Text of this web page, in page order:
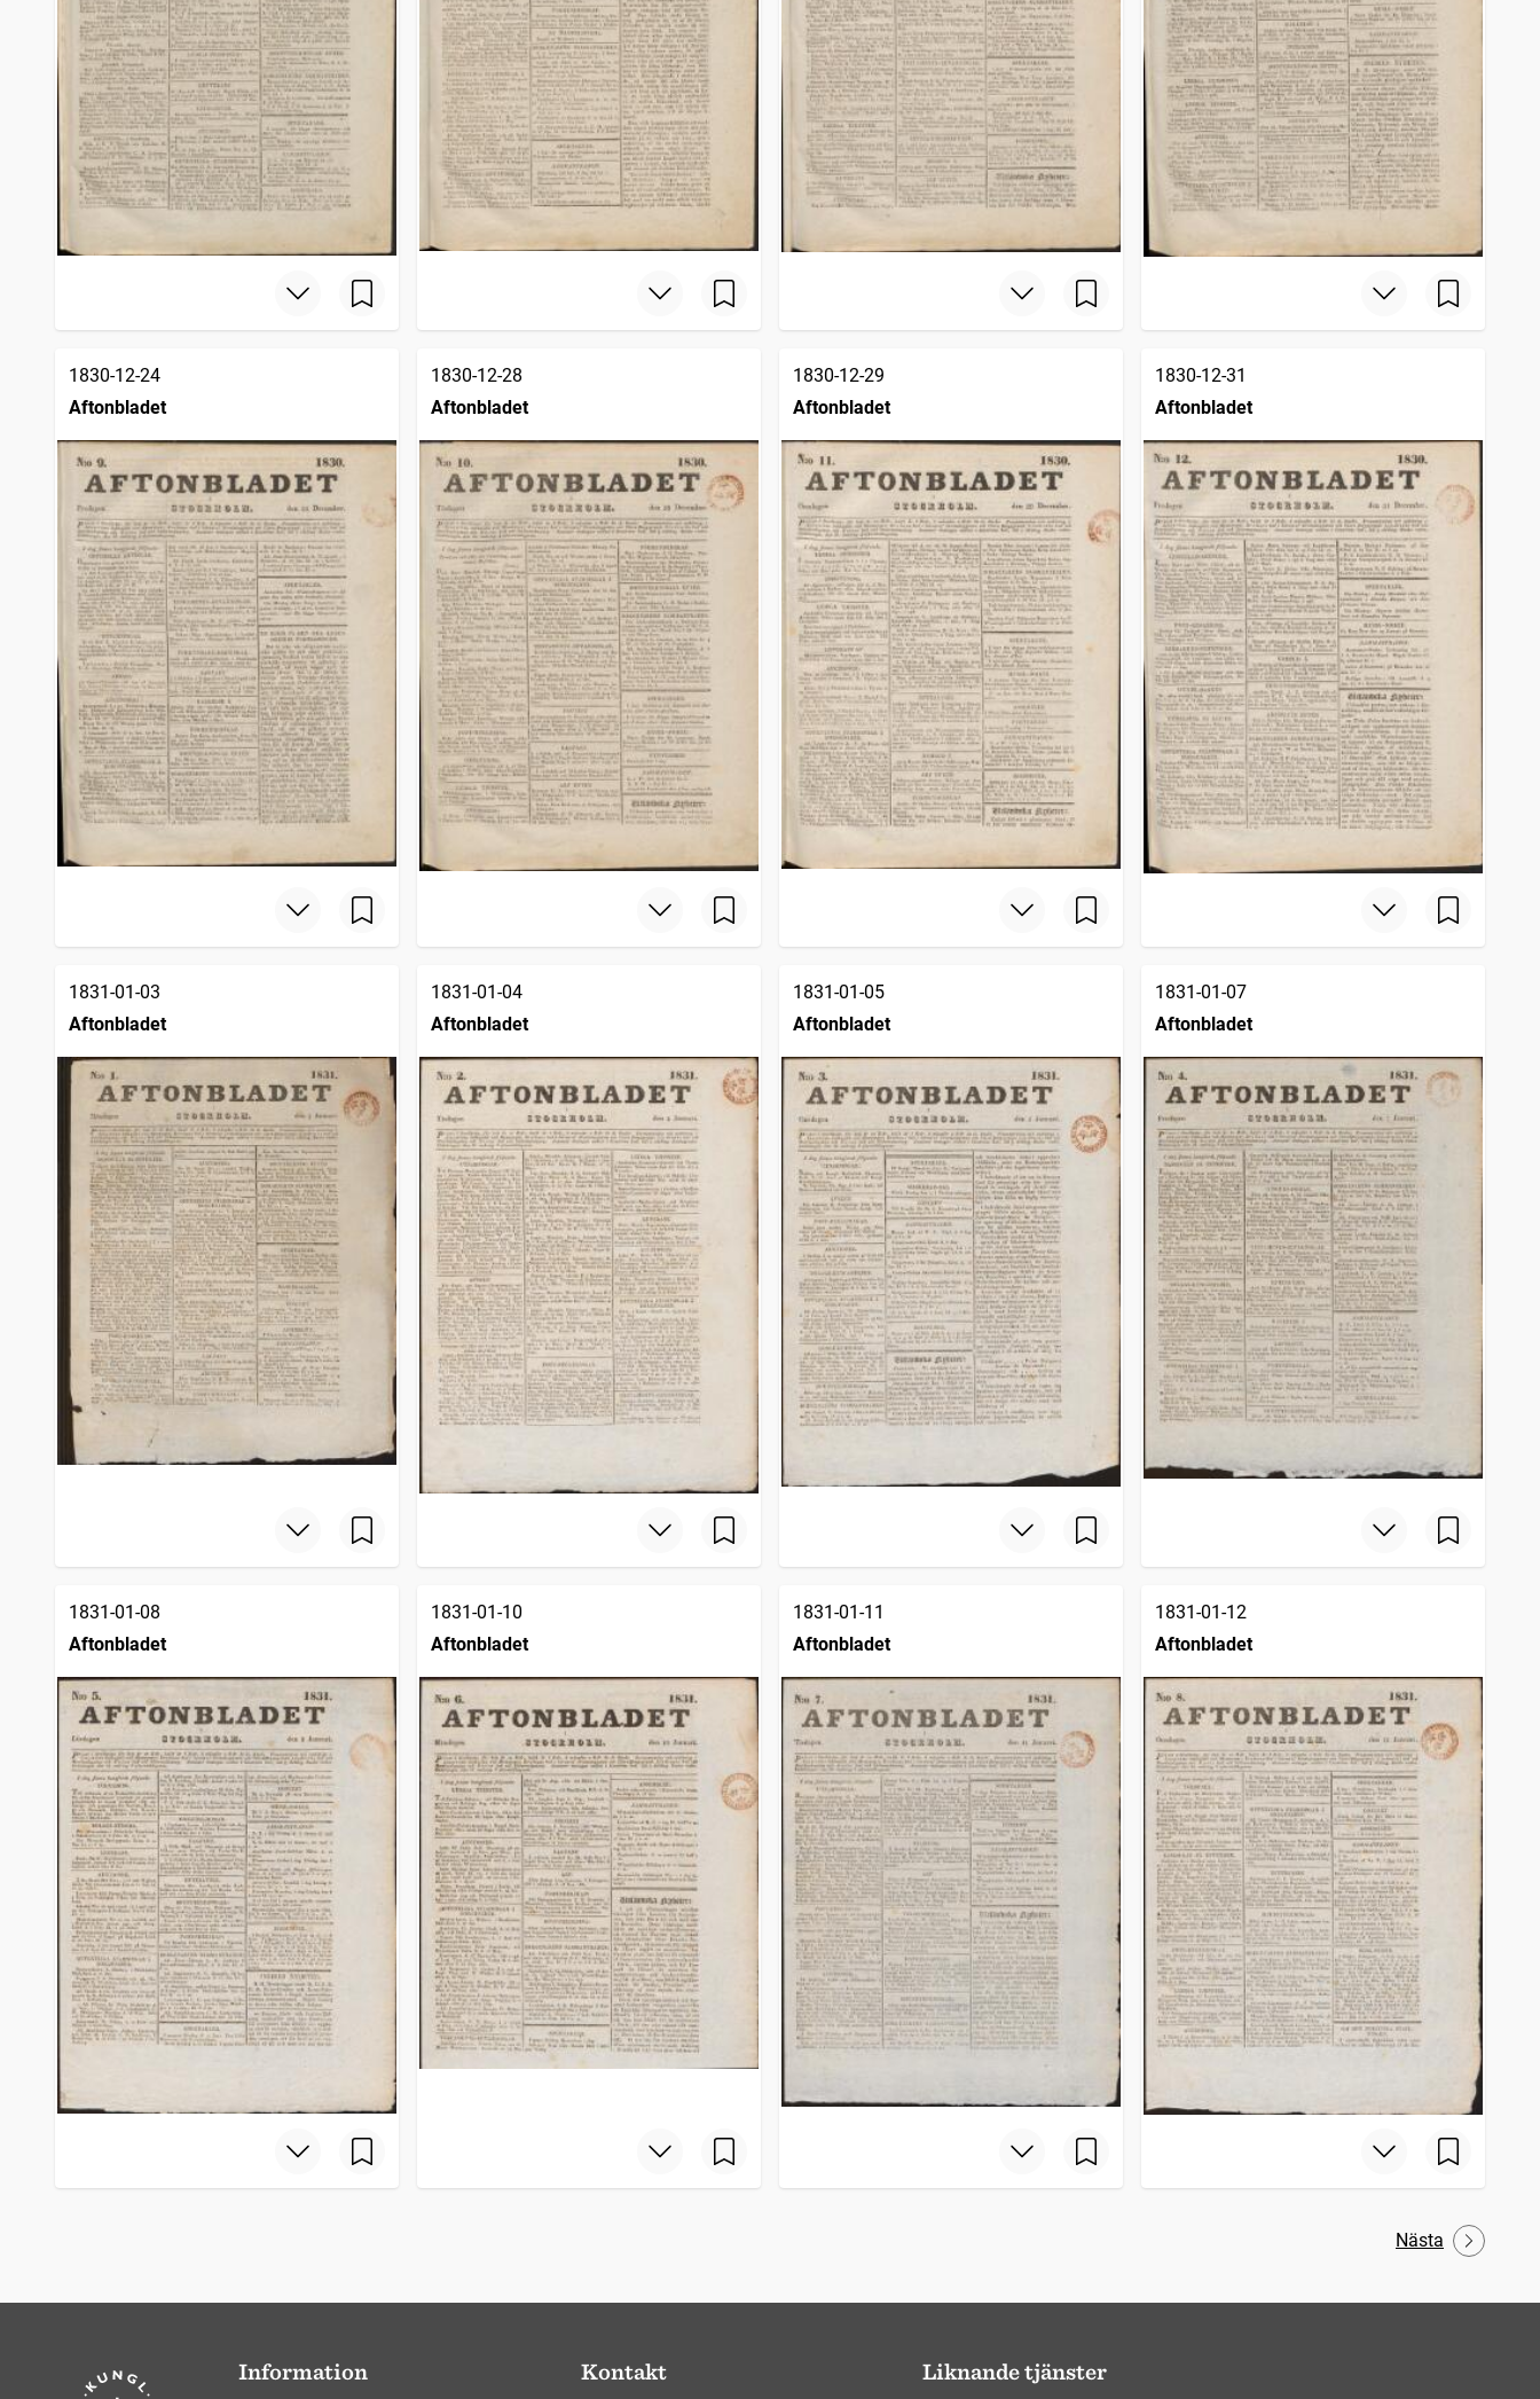
1830-12-24
Aftonbladet
1830-12-28
Aftonbladet
1830-12-29
Aftonbladet
1830-12-31
Aftonbladet
1831-01-03
Aftonbladet
1831-01-04
Aftonbladet
1831-01-05
Aftonbladet
1831-01-07
Aftonbladet
1831-01-08
Aftonbladet
1831-01-10
Aftonbladet
1831-01-11
Aftonbladet
1831-01-12
Aftonbladet
Nästa
Information Kontakt Liknande tjänster